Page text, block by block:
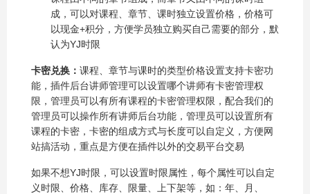
成，可以对课程、章节、课时独立设置价格，价格可
以现金+积分，方便学员独立购买自己需要的部分，默
认为YJ时限
卡密兑换： 课程、章节与课时的类型价格设置支持卡密功
能，插件后台讲师管理可以设置哪个讲师有卡密管理权
限，管理员可以有所有课程的卡密管理权限，配合我们的
管理员可以操作所有讲师后台功能，管理员可以设置所有
课程的卡密，卡密的组成方式与长度可以自定义，方便网
站搞活动，重点是方便在插件以外的交易平台交易
如果不想YJ时限，可以设置时限属性，每个属性可以自定
义时限、价格、库存、限量、上下架等，如：年、月、